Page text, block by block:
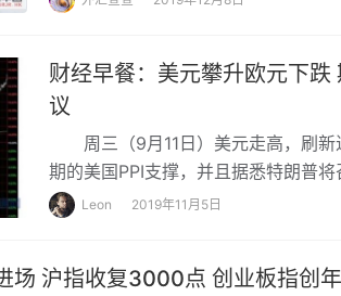
财经早餐：美元攀升欧元下
议
周三（9月11日）美元走高，刷新
期的美国PPI支撑，并且据悉特朗普
税议题；欧元兑美元一度跌破1.1水平
伊朗原油出口能力大为受限。
Leon 2019年11月5日
场 沪指收复3000点 创业板指创